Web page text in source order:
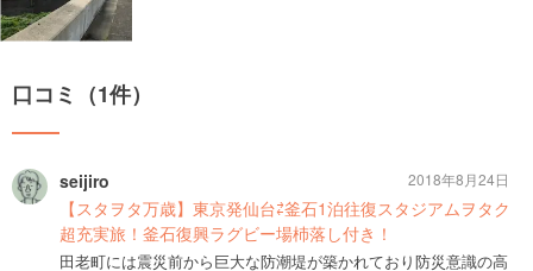
口コミ（1件）
seijiro
【スタヲタ万歳】東京発仙台⇄釜石1泊往復スタジアムヲタク
超充実旅！釜石復興ラグビー場杮落し付き！
田老町には震災前から巨大な防潮堤が築かれており防災意識の高
2018年8月24日